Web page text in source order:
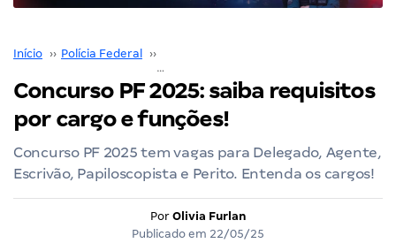
Início ›› Polícia Federal ››
Concurso PF 2025: saiba requisitos
por cargo e funções!
Concurso PF 2025 tem vagas para Delegado, Agente,
Escrivão, Papiloscopista e Perito. Entenda os cargos!
Por Olivia Furlan
Publicado em 22/05/25